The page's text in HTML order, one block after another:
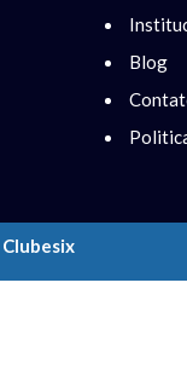
Blog
Clubesix